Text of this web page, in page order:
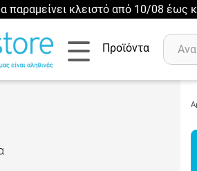
παραμείνει κλειστό από 10/08 έως
Προϊόντα